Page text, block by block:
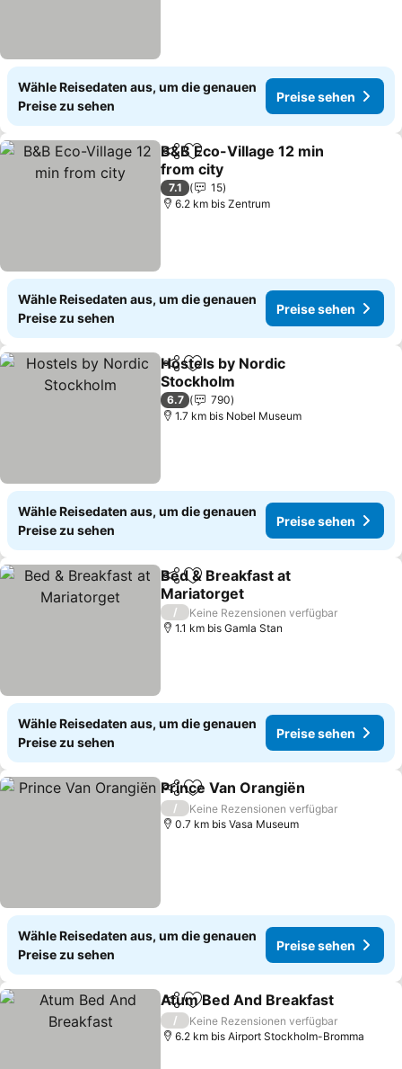
Wähle Reisedaten aus, um die genauen
Preise zu sehen
Preise sehen
TeilenZu Favoriten hinzufügen
B&B Eco-Village 12 min
from city
7.1
15
6.2 km bis Zentrum
Wähle Reisedaten aus, um die genauen
Preise zu sehen
Preise sehen
TeilenZu Favoriten hinzufügen
Hostels by Nordic
Stockholm
6.7
790
1.7 km bis Nobel Museum
Wähle Reisedaten aus, um die genauen
Preise zu sehen
Preise sehen
TeilenZu Favoriten hinzufügen
Bed & Breakfast at
Mariatorget
/
Keine Rezensionen verfügbar
1.1 km bis Gamla Stan
Wähle Reisedaten aus, um die genauen
Preise zu sehen
Preise sehen
TeilenZu Favoriten hinzufügen
Prince Van Orangiën
/
Keine Rezensionen verfügbar
0.7 km bis Vasa Museum
Wähle Reisedaten aus, um die genauen
Preise zu sehen
Preise sehen
TeilenZu Favoriten hinzufügen
Atum Bed And Breakfast
/
Keine Rezensionen verfügbar
6.2 km bis Airport Stockholm-Bromma